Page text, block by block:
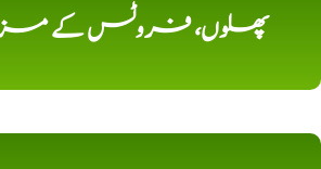
پھلوں، فروٹس کے مزاج